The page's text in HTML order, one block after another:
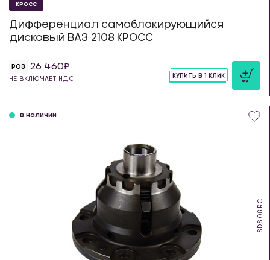
КРОСС
Дифференциал самоблокирующийся
дисковый ВАЗ 2108 КРОСС
РОЗ 26 460
НЕ ВКЛЮЧАЕТ НДС
КУПИТЬ В 1 КЛИК
SDS.08.RC
в наличии